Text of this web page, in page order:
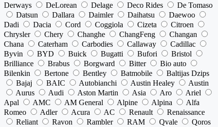
Derways
DeLorean Delage Deco Rides
De Tomaso
Datsun
Dallara Daimler Daihatsu
Daewoo
Dadi
Dacia Cord Coggiola Cizeta
Citroen
Chrysler
Chery Changhe ChangFeng
Changan
Chana
Caterham Carbodies Callaway
Cadillac
Byvin
BYD Buick Bugatti Bufori
Bristol
Brilliance
Brabus Borgward Bitter
Bio auto
Bilenkin
Bertone Bentley Batmobile
Baltijas Dzips
Bajaj
BAIC Autobianchi Austin Healey
Austin
Aurus
Audi Aston Martin Asia Aro
Ariel
Apal
AMC AM General Alpine Alpina
Alfa
Romeo
Adler Acura AC Renault
Renaissance
Reliant
Ravon Rambler RAM Qvale
Qoros